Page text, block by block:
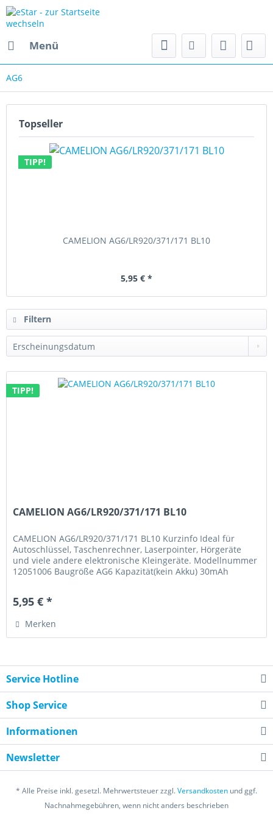
Menü
AG6
Topseller
TIPP!
CAMELION AG6/LR920/371/171 BL10
5,95 € *
Filtern
TIPP!
CAMELION AG6/LR920/371/171 BL10
CAMELION AG6/LR920/371/171 BL10 Kurzinfo Ideal für
Autoschlüssel, Taschenrechner, Laserpointer, Hörgeräte
und viele andere elektronische Kleingeräte. Modellnummer
12051006 Baugröße AG6 Kapazität(kein Akku) 30mAh
5,95 € *
Merken
Service Hotline
Shop Service
Informationen
Newsletter
* Alle Preise inkl. gesetzl. Mehrwertsteuer zzgl.Versandkosten und ggf.
Nachnahmegebühren, wenn nicht anders beschrieben